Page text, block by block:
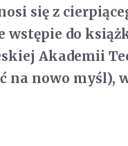
się z
wstępie do
Akademii
na nowo myśl),